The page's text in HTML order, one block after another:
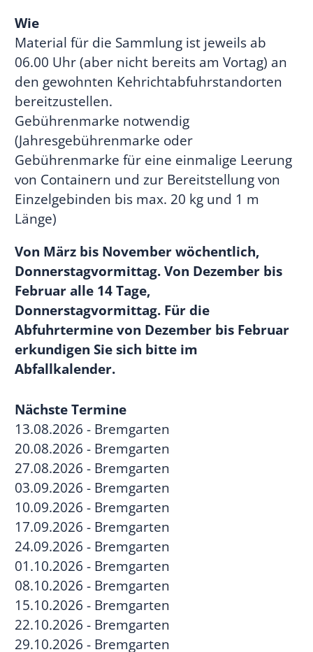
Wie
Material für die Sammlung ist jeweils ab
06.00 Uhr (aber nicht bereits am Vortag) an
den gewohnten Kehrichtabfuhrstandorten
bereitzustellen.
Gebührenmarke notwendig
(Jahresgebührenmarke oder
Gebührenmarke für eine einmalige Leerung
von Containern und zur Bereitstellung von
Einzelgebinden bis max. 20 kg und 1 m
Länge)
Von März bis November wöchentlich,
Donnerstagvormittag. Von Dezember bis
Februar alle 14 Tage,
Donnerstagvormittag. Für die
Abfuhrtermine von Dezember bis Februar
erkundigen Sie sich bitte im
Abfallkalender.
Nächste Termine
13.08.2026 - Bremgarten
20.08.2026 - Bremgarten
27.08.2026 - Bremgarten
03.09.2026 - Bremgarten
10.09.2026 - Bremgarten
17.09.2026 - Bremgarten
24.09.2026 - Bremgarten
01.10.2026 - Bremgarten
08.10.2026 - Bremgarten
15.10.2026 - Bremgarten
22.10.2026 - Bremgarten
29.10.2026 - Bremgarten